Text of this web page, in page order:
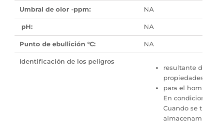
Umbral de olor -ppm: NA
pH: NA
Punto de ebullición °C: NA
Identificación de los peligros
resultante de
propiedades
para el hombre:
En condiciones
Cuando se